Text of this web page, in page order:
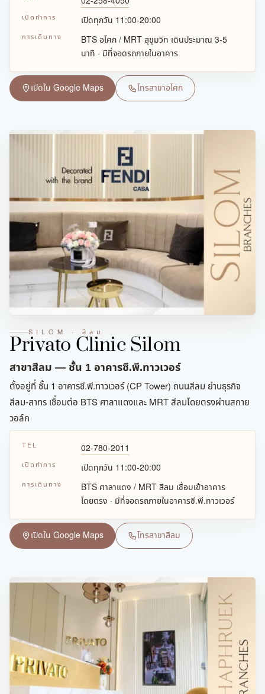
เปิดทำการ เปิดทุกวัน 11:00-20:00
การเดินทาง
BTS อโศก / MRT สุขุมวิท เดินประมาณ 3-5
นาที · มีที่จอดรถภายในอาคาร
เปิดใน Google Maps โทรสาขาอโศก
SILOM · สีลม
Privato Clinic Silom
สาขาสีลม — ชั้น 1 อาคารซี.พี.ทาวเวอร์
ตั้งอยู่ที่ ชั้น 1 อาคารซี.พี.ทาวเวอร์ (CP Tower) ถนนสีลม ย่านธุรกิจ
สีลม-สาทร เชื่อมต่อ BTS ศาลาแดงและ MRT สีลมโดยตรงผ่านสกาย
วอล์ก
TEL 02-780-2011
เปิดทำการ เปิดทุกวัน 11:00-20:00
การเดินทาง
BTS ศาลาแดง / MRT สีลม เชื่อมเข้าอาคาร
โดยตรง · มีที่จอดรถภายในอาคารซี.พี.ทาวเวอร์
เปิดใน Google Maps โทรสาขาสีลม